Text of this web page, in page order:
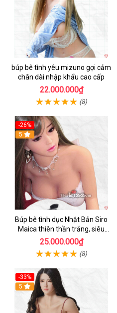
búp bê tình yêu mizuno gợi cảm
chân dài nhập khẩu cao cấp
22.000.000₫
(8)
-26%
Hot
5
Búp bê tình dục Nhật Bản Siro
Maica thiên thần trắng, siêu
thực, thoải mái
25.000.000₫
(8)
-33%
Hot
5